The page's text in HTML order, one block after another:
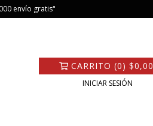
envío gratis"
CARRITO (0)$0,00
INICIAR SESIÓN